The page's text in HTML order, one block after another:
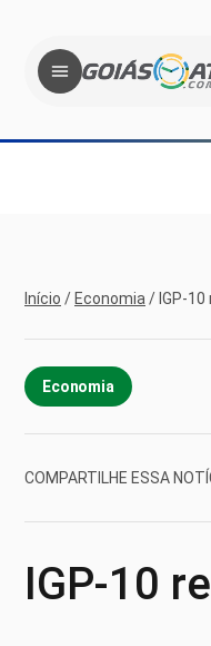
Início / Economia / IGP-
Economia
COMPARTILHE ESSA
IGP-10